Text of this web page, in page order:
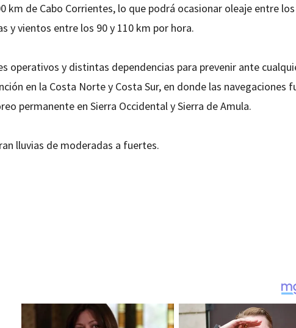
km de Cabo Corrientes, lo que podrá ocasionar oleaje entre los
y vientos entre los 90 y 110 km por hora.
operativos y distintas dependencias para prevenir ante
en la Costa Norte y Costa Sur, en donde las navegaciones
permanente en Sierra Occidental y Sierra de Amula.
lluvias de moderadas a fuertes.